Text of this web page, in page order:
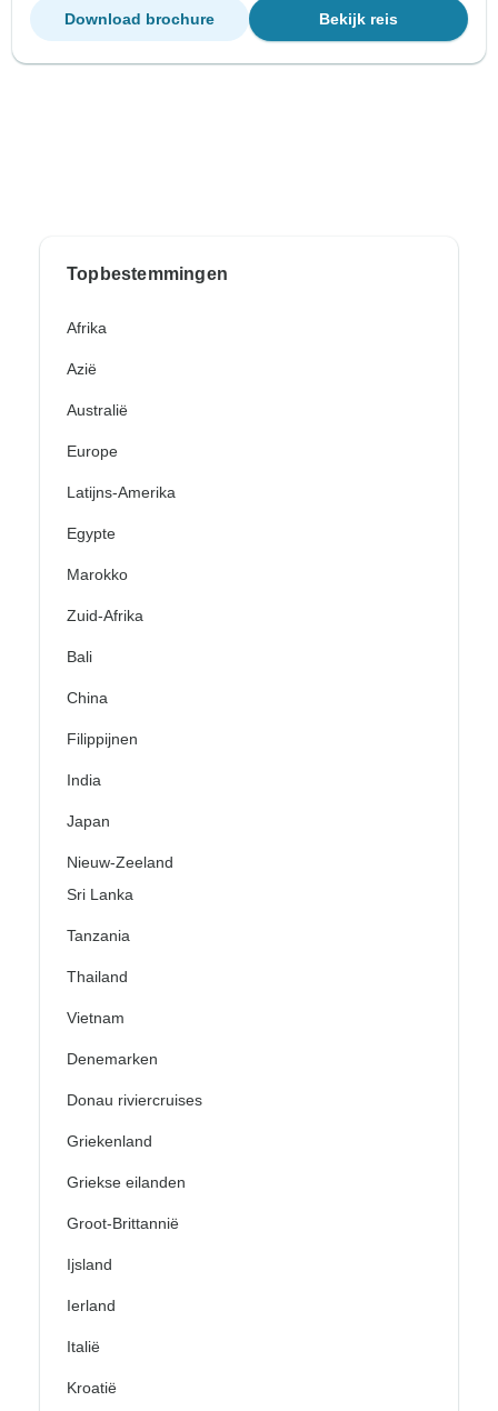
Bekijk reis
Download brochure
Topbestemmingen
Afrika
Azië
Australië
Europe
Latijns-Amerika
Egypte
Marokko
Zuid-Afrika
Bali
China
Filippijnen
India
Japan
Nieuw-Zeeland
Sri Lanka
Tanzania
Thailand
Vietnam
Denemarken
Donau riviercruises
Griekenland
Griekse eilanden
Groot-Brittannië
Ijsland
Ierland
Italië
Kroatië